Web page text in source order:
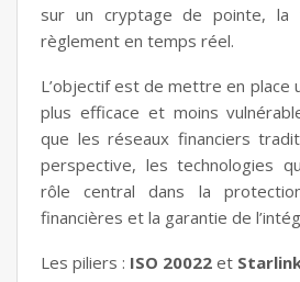
sur un cryptage de pointe, la
règlement en temps réel.
L’objectif est de mettre en place
plus efficace et moins
que les réseaux financiers
perspective, les technologies
rôle central dans la
financières et la garantie de
Les piliers : ISO 20022 et